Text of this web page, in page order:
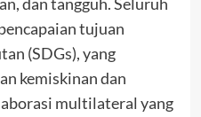
tujuan
(SDGs), yang
kemiskinan dan
multilateral yang